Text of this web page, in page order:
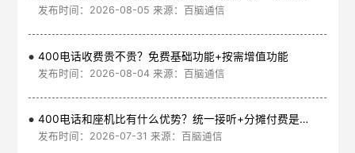
发布时间：2026-08-05 来源：百脑通信
400电话收费贵不贵？免费基础功能+按需增值功能
发布时间：2026-08-04 来源：百脑通信
400电话和座机比有什么优势？统一接听+分摊付费是核心
发布时间：2026-07-31 来源：百脑通信